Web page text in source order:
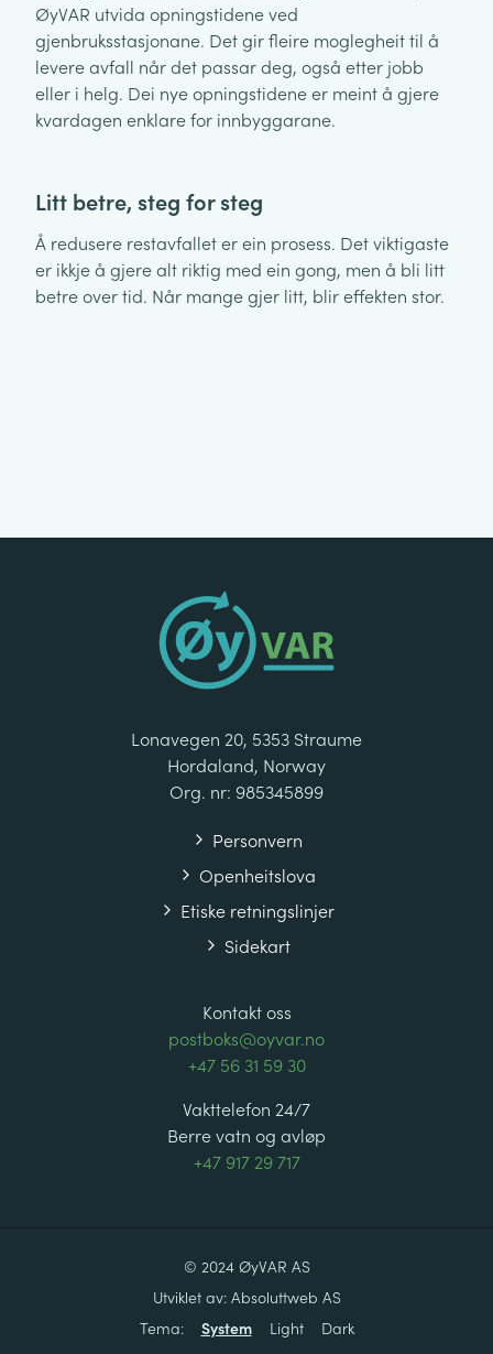
ØyVAR utvida opningstidene ved
gjenbruksstasjonane. Det gir fleire moglegheit til å
levere avfall når det passar deg, også etter jobb
eller i helg. Dei nye opningstidene er meint å gjere
kvardagen enklare for innbyggarane.
Litt betre, steg for steg
Å redusere restavfallet er ein prosess. Det viktigaste
er ikkje å gjere alt riktig med ein gong, men å bli litt
betre over tid. Når mange gjer litt, blir effekten stor.
Lonavegen 20, 5353 Straume
Hordaland, Norway
Org. nr: 985345899
Personvern
Openheitslova
Etiske retningslinjer
Sidekart
Kontakt oss
postboks@oyvar.no
+47 56 31 59 30
Vakttelefon 24/7
Berre vatn og avløp
+47 917 29 717
© 2024 ØyVAR AS
Utviklet av: Absoluttweb AS
Tema:
System Light Dark